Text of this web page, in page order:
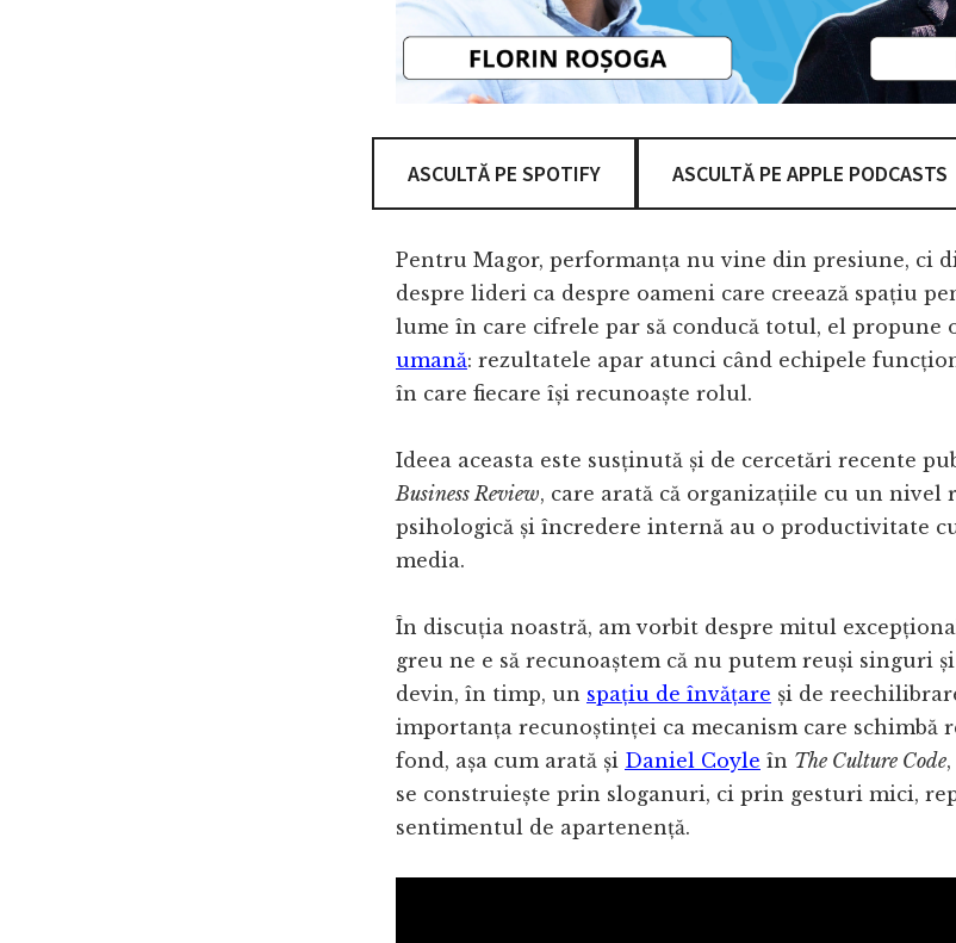
ASCULTĂ PE SPOTIFY ASCULTĂ PE APPLE PODCASTS
Pentru Magor, performanța nu vine din presiune, ci
despre lideri ca despre oameni care creează spațiu
lume în care cifrele par să conducă totul, el propune
umană: rezultatele apar atunci când echipele
în care fiecare își recunoaște rolul.
Ideea aceasta este susținută și de cercetări recente
Business Review, care arată că organizațiile cu un nivel
psihologică și încredere internă au o productivitate
media.
În discuția noastră, am vorbit despre mitul
greu ne e să recunoaștem că nu putem reuși singuri
devin, în timp, un spațiu de învățare și de
importanța recunoștinței ca mecanism care schimbă
fond, așa cum arată și Daniel Coyle în The Culture Code
se construiește prin sloganuri, ci prin gesturi mici,
sentimentul de apartenență.